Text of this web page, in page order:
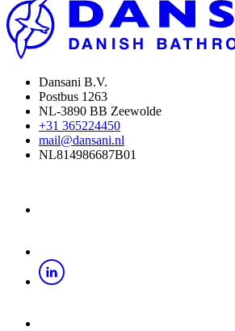
Dansani B.V.
Postbus 1263
NL-3890 BB Zeewolde
+31 365224450
mail@dansani.nl
NL814986687B01